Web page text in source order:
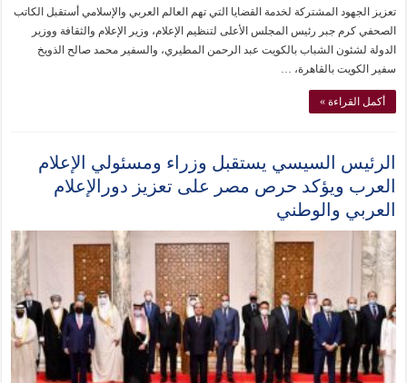
تعزيز الجهود المشتركة لخدمة القضايا التي تهم العالم العربي والإسلامي أستقبل الكاتب
الصحفي كرم جبر رئيس المجلس الأعلى لتنظيم الإعلام، وزير الإعلام والثقافة ووزير
الدولة لشئون الشباب بالكويت عبد الرحمن المطيري، والسفير محمد صالح الذويخ
سفير الكويت بالقاهرة، …
أكمل القراءة »
الرئيس السيسي يستقبل وزراء ومسئولي الإعلام
العرب ويؤكد حرص مصر على تعزيز دورالإعلام
العربي والوطني